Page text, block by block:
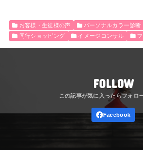
お客様・生徒様の声 パーソナルカラー診断
同行ショッピング
イメージコンサル
FOLLOW